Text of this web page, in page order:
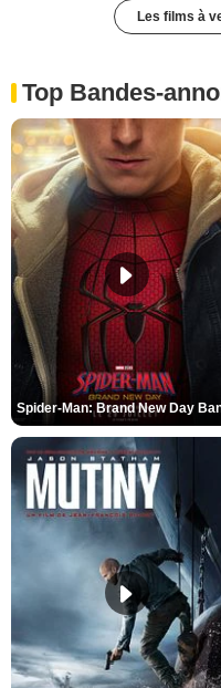
Les films à
Top Bandes-